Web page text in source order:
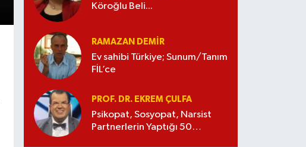
Köroğlu Beli...
RAMAZAN DEMİR
Ev sahibi Türkiye; Sunum/Tanım
FİL’ce
PROF. DR. EKREM ÇULFA
Psikopat, Sosyopat, Narsist
Partnerlerin Yaptığı 50